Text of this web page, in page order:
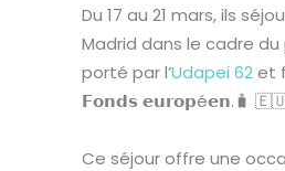
Du 17 au 21 mars, ils
Madrid dans le cadre du
porté par l’Udapei 62et
𝗙𝗼𝗻𝗱𝘀 𝗲𝘂𝗿𝗼𝗽é𝗲𝗻.🧳
Ce séjour offre une